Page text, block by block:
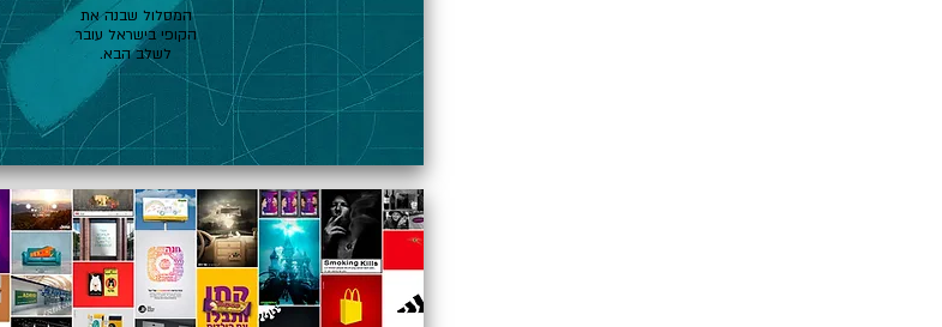
המסלול שבנה את
הקופי בישראל עובר
לשלב הבא.